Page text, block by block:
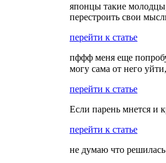
японцы такие
перестроить свои
перейти к статье
пффф меня еще
могу сама от него
перейти к статье
Если парень мнется и
перейти к статье
не думаю что